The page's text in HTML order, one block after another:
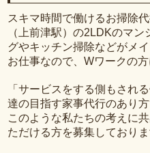
スキマ時間で働けるお掃除
（上前津駅）の2LDKのマ
グやキッチン掃除などがメ
お仕事なので、Wワークの方
「サービスをする側もされ
達の目指す家事代行のあり方
このような私たちの考えに
ただける方を募集しておりま